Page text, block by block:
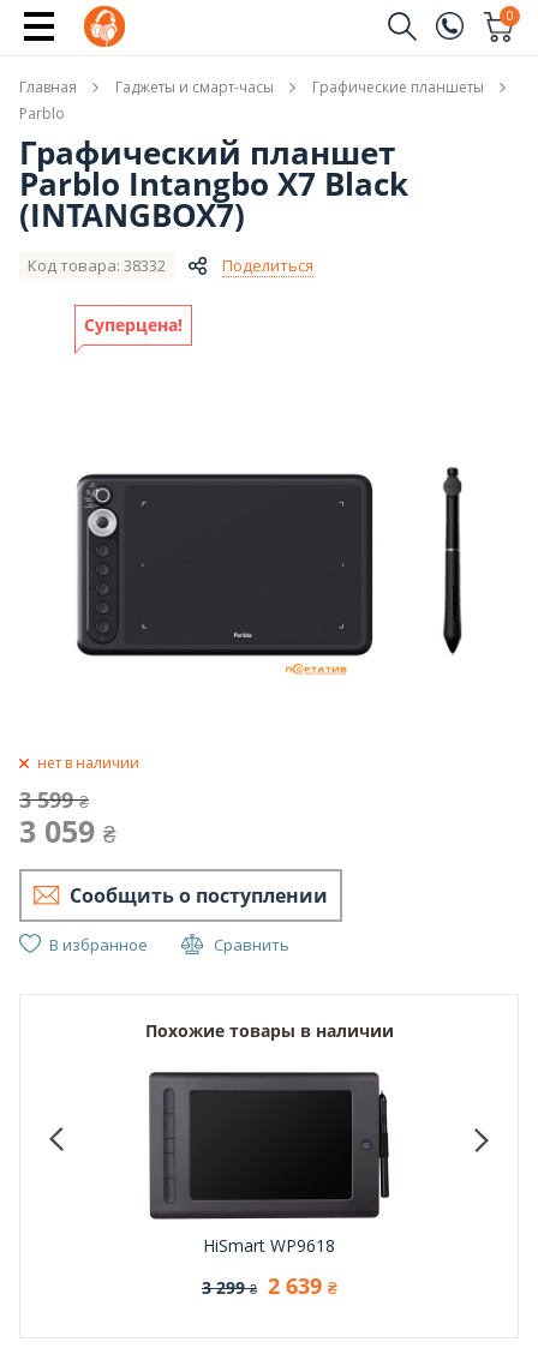
(096)
(044)
0
Имя
Телефон
Главная Гаджеты и смарт-часы
Графические планшеты
Parblo
Графический планшет
Parblo Intangbo X7 Black
(INTANGBOX7)
Код товара: 38332 Поделиться
Суперцена!
нет в наличии
3 599 ₴
3 059 ₴
Сообщить о поступлении
В избранное Сравнить
Похожие товары в наличии
HiSmart WP9618
3 299 ₴ 2 639 ₴
Сообщить о поступлении